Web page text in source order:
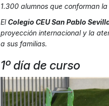
1.300 alumnos que conforman
ElColegio CEU San Pablo
proyección internacional y la
a sus familias.
1º día de curso